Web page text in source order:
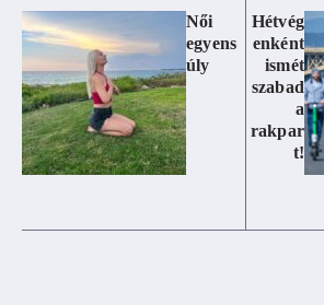
Női
egyens
úly
Hétvég
enként
ismét
szabad
a
rakpar
t!